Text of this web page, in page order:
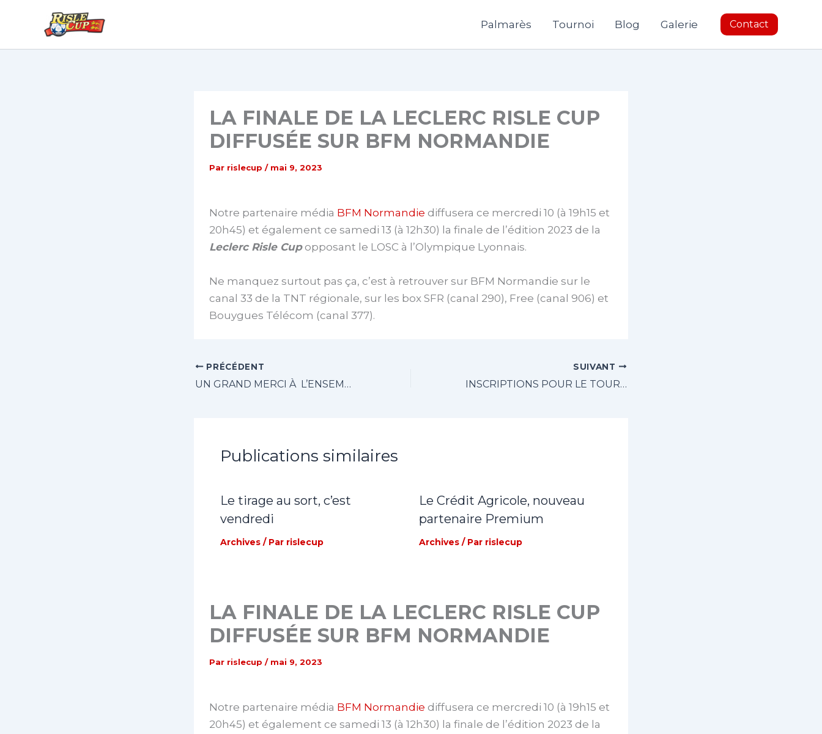
Palmarès Tournoi Blog Galerie Contact
LA FINALE DE LA LECLERC RISLE CUP
DIFFUSÉE SUR BFM NORMANDIE
Par rislecup / mai 9, 2023
Notre partenaire média BFM Normandie diffusera ce mercredi 10 (à 19h15 et
20h45) et également ce samedi 13 (à 12h30) la finale de l’édition 2023 de la
Leclerc Risle Cupopposant le LOSC à l’Olympique Lyonnais.
Ne manquez surtout pas ça, c’est à retrouver sur BFM Normandie sur le
canal 33 de la TNT régionale, sur les box SFR (canal 290), Free (canal 906) et
Bouygues Télécom (canal 377).
PRÉCÉDENT
UN GRAND MERCI À L’ENSEMBLE DES BÉNÉVOLES !
SUIVANT
INSCRIPTIONS POUR LE TOURNOI DE QUALIFICATION – ÉDITION 2024
Publications similaires
Le tirage au sort, c’est
vendredi
Archives/ Par rislecup
Le Crédit Agricole, nouveau
partenaire Premium
Archives/ Par rislecup
LA FINALE DE LA LECLERC RISLE CUP
DIFFUSÉE SUR BFM NORMANDIE
Par rislecup / mai 9, 2023
Notre partenaire média BFM Normandie diffusera ce mercredi 10 (à 19h15 et
20h45) et également ce samedi 13 (à 12h30) la finale de l’édition 2023 de la